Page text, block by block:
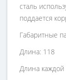
сталь
поддается
Габаритные
Длина: 118
Длина каждой